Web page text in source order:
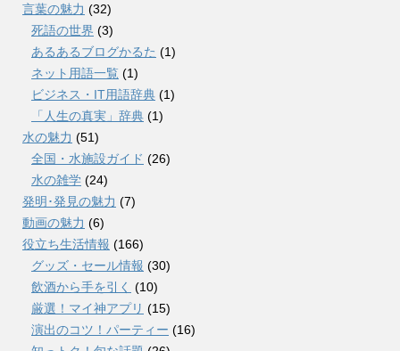
言葉の魅力 (32)
死語の世界 (3)
あるあるブログかるた (1)
ネット用語一覧 (1)
ビジネス・IT用語辞典 (1)
「人生の真実」辞典 (1)
水の魅力 (51)
全国・水施設ガイド (26)
水の雑学 (24)
発明･発見の魅力 (7)
動画の魅力 (6)
役立ち生活情報 (166)
グッズ・セール情報 (30)
飲酒から手を引く (10)
厳選！マイ神アプリ (15)
演出のコツ！パーティー (16)